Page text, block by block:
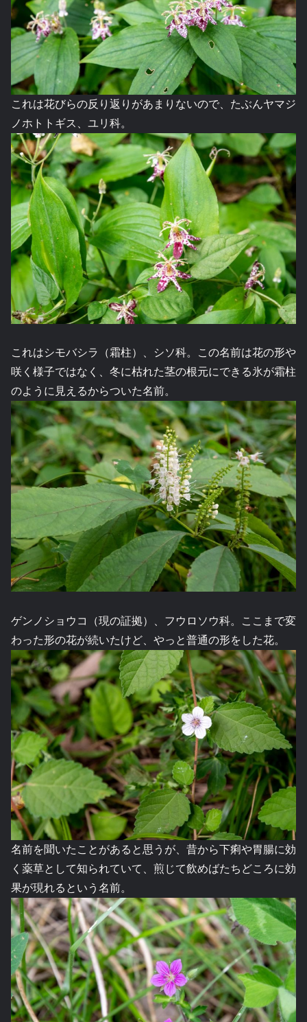
これは花びらの反り返りがあまりないので、たぶんヤマジ
ノホトトギス、ユリ科。
これはシモバシラ（霜柱）、シソ科。この名前は花の形や
咲く様子ではなく、冬に枯れた茎の根元にできる氷が霜柱
のように見えるからついた名前。
ゲンノショウコ（現の証拠）、フウロソウ科。ここまで変
わった形の花が続いたけど、やっと普通の形をした花。
名前を聞いたことがあると思うが、昔から下痢や胃腸に効
く薬草として知られていて、煎じて飲めばたちどころに効
果が現れるという名前。